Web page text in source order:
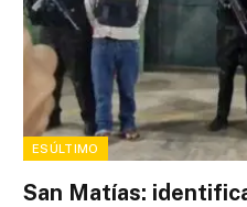
ESÚLTIMO
San Matías: